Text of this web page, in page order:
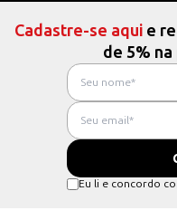
Cadastre-se aqui e
de 5%
Eu li e concordo